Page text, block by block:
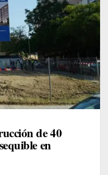
de 40
en